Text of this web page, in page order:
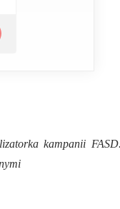
kampanii FASD.